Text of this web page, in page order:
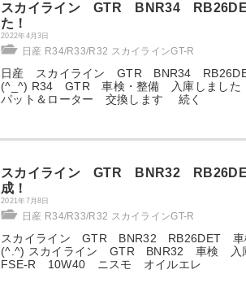
スカイライン GTR BNR34
た！
2022年4月3日
日産 R34/R33/R32 スカイラインGT-R
日産 スカイライン GTR BNR34
(^_^) R34 GTR 車検・整備 入庫しました
パット＆ローター 交換します 続く
スカイライン GTR BNR32
成！
2021年7月8日
日産 R34/R33/R32 スカイラインGT-R
スカイライン GTR BNR32 RB26DET 車
(^.^) スカイライン GTR BNR32 車検 入
FSE-R 10W40 ニスモ オイルエレ